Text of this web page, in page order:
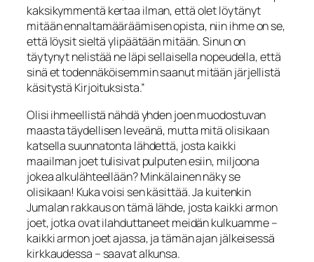
kaksikymmentä kertaa il­man, että olet löytänyt
mitään ennaltamääräämisen opista, niin ihme on se,
että löy­sit sieltä ylipäätään mitään. Sinun on
täytynyt nelistää ne läpi sellaisella nopeudella, että
sinä et todennäköisemmin saanut mitään järjellistä
käsitystä Kirjoituksista.”
Olisi ihmeellistä nähdä yhden joen muodostuvan
maasta täydellisen leveänä, mutta mitä olisikaan
katsella suunnatonta lähdettä, josta kaikki
maailman joet tulisivat pulputen esiin, miljoona
jokea alkulähteellään? Minkälainen näky se
olisikaan! Kuka voisi sen käsittää. Ja kuitenkin
Jumalan rakkaus on tämä lähde, josta kaikki armon
joet, jotka ovat ilahduttaneet meidän kulkuamme –
kaikki armon joet ajassa, ja tämän ajan jälkeisessä
kirkkaudessa – saavat alkunsa.